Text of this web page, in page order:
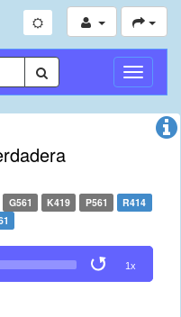
G561 K419 P561
R414
1x